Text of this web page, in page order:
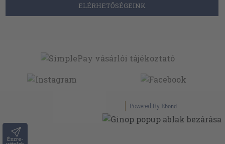
Észre-
ELÉRHETŐSÉGEINK
Powered By Ebond